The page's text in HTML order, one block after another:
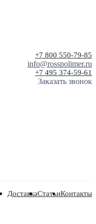
+7 800 550-79-85
info@rosspolimer.ru
+7 495 374-59-61
Заказать звонок
ДоставкаСтатьиКонтакты